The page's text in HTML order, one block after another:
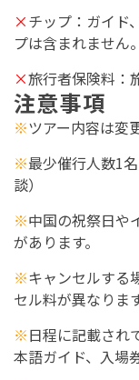
×チップ：ガイド
プは含まれません。
×旅行者保険料：
注意事項
※ツアー内容は変
※最少催行人数1
談）
※中国の祝祭日や
があります。
※キャンセルする
セル料が異なりま
※日程に記載され
本語ガイド、入場